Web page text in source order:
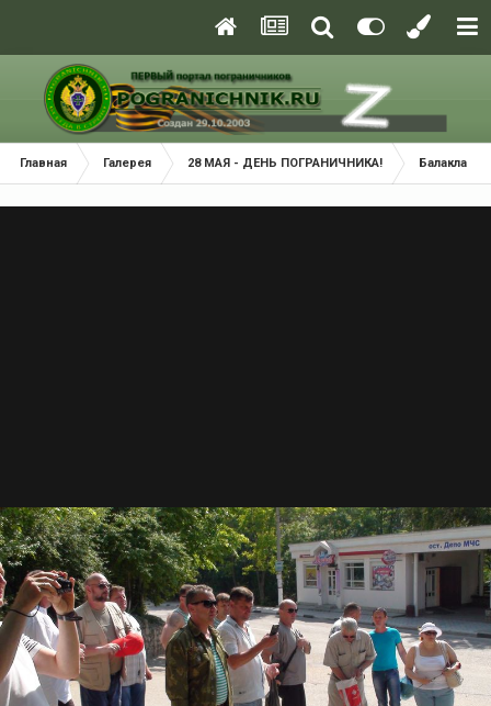
Главная Галерея 28 МАЯ - ДЕНЬ ПОГРАНИЧНИКА! Балаклава